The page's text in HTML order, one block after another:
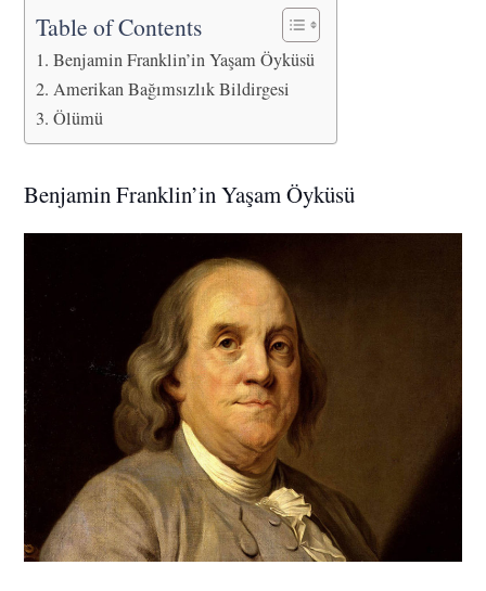
Table of Contents
Benjamin Franklin’in Yaşam Öyküsü
Amerikan Bağımsızlık Bildirgesi
Ölümü
Benjamin Franklin’in Yaşam Öyküsü